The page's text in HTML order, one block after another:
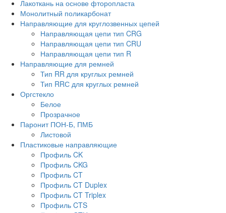
Лакоткань на основе фторопласта
Монолитный поликарбонат
Направляющие для круглозвенных цепей
Направляющая цепи тип CRG
Направляющая цепи тип CRU
Направляющая цепи тип R
Направляющие для ремней
Тип RR для круглых ремней
Тип RRС для круглых ремней
Оргстекло
Белое
Прозрачное
Паронит ПОН-Б, ПМБ
Листовой
Пластиковые направляющие
Профиль CK
Профиль CKG
Профиль CT
Профиль CT Duplex
Профиль CT Triplex
Профиль CTS